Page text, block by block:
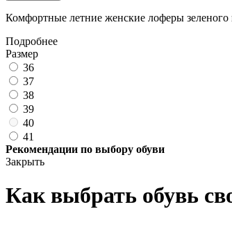
Комфортные летние женские лоферы зеленого
Подробнее
Размер
36
37
38
39
40
41
Рекомендации по выбору обуви
Закрыть
Как выбрать обувь